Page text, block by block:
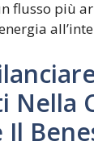
flusso più
Nella
Il